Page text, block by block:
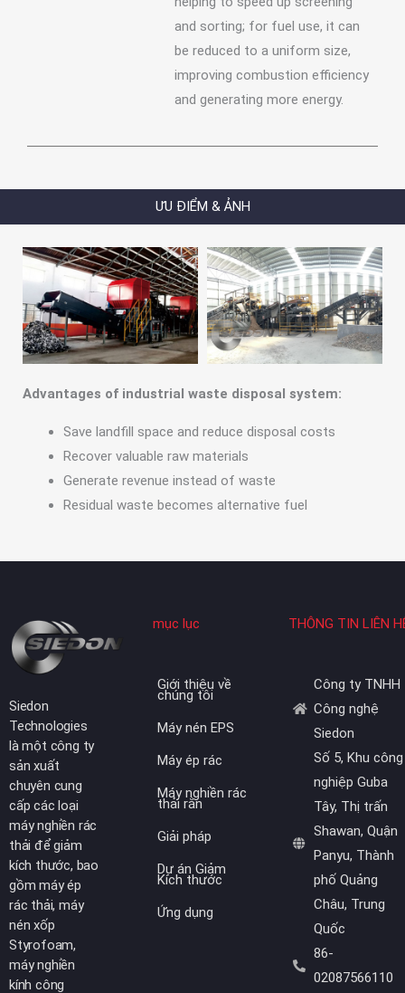
and sorting; for fuel use, it can
be reduced to a uniform size,
improving combustion efficiency
and generating more energy.
ƯU ĐIỂM & ẢNH
Advantages of industrial waste disposal system:
Save landfill space and reduce disposal costs
Recover valuable raw materials
Generate revenue instead of waste
Residual waste becomes alternative fuel
THÔNG TIN LIÊN
Công ty TNHH
Công nghệ
Siedon
Số 5, Khu công
nghiệp Guba
Tây, Thị trấn
Shawan, Quận
Panyu, Thành
phố Quảng
Châu, Trung
Quốc
86-
02087566110
mục lục
Giới thiệu về
chúng tôi
Máy nén EPS
Máy ép rác
Máy nghiền rác
thải rắn
Giải pháp
Dự án Giảm
Kích thước
Ứng dụng
Siedon
Technologies
là một công ty
sản xuất
chuyên cung
cấp các loại
máy nghiền rác
thải để giảm
kích thước, bao
gồm máy ép
rác thải, máy
nén xốp
Styrofoam,
máy nghiền
kính công